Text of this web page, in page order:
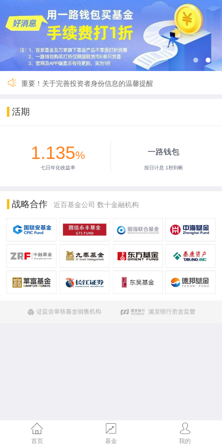
关于一路财富（深圳）基金销售有限公司完成公司名称及法定代
国寿安保鑫钱包货币A暂停交易
国联货币E 9月27日暂停服务
【重要】一路财富暂停服务3小时
2024年劳动节假期安排公告
2024年春节假期安排公告
【重要】关于暂停新用户注册的公告
重要！关于完善投资者身份信息的温馨提醒
国寿安保鑫钱包货币A暂停交易
国联货币E 9月27日暂停服务
2024年春节假期安排公告
【重要】关于暂停新用户注册的公告
重要！关于完善投资者身份信息的温馨提醒
活期
1.135%
七日年化收益率
一路钱包
按日计息 1秒到帐
战略合作 近百基金公司 数十金融机构
首页 基金 我的